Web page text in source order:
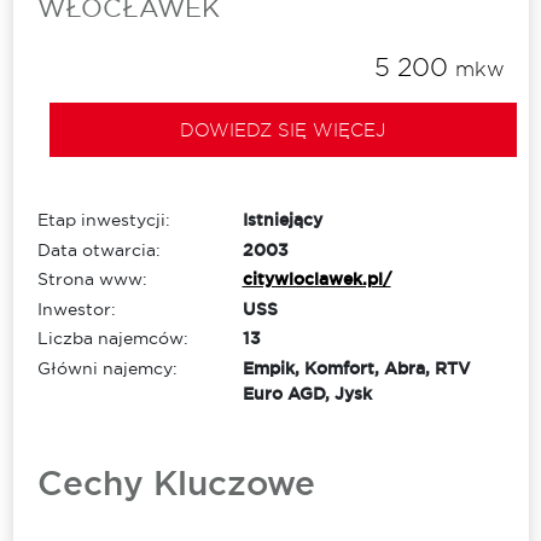
WŁOCŁAWEK
5 200 mkw
DOWIEDZ SIĘ WIĘCEJ
Etap inwestycji:
Istniejący
Data otwarcia:
2003
Strona www:
citywloclawek.pl/
Inwestor:
USS
Liczba najemców:
13
Główni najemcy:
Empik, Komfort, Abra, RTV
Euro AGD, Jysk
Cechy Kluczowe